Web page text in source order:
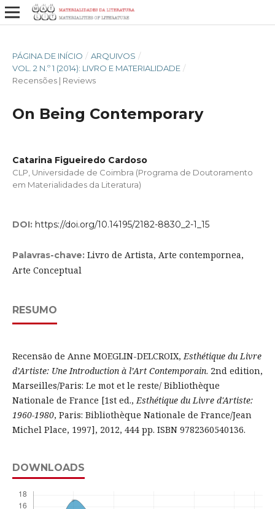
PÁGINA DE INÍCIO / ARQUIVOS /
VOL. 2 N.º 1 (2014): LIVRO E MATERIALIDADE /
Recensões | Reviews
On Being Contemporary
Catarina Figueiredo Cardoso
CLP, Universidade de Coimbra (Programa de Doutoramento
em Materialidades da Literatura)
DOI: https://doi.org/10.14195/2182-8830_2-1_15
Palavras-chave: Livro de Artista, Arte contempornea,
Arte Conceptual
RESUMO
Recensão de Anne MOEGLIN-DELCROIX,Esthétique du Livre
d’Artiste: Une Introduction à l’Art Contemporain. 2nd edition,
Marseilles/Paris: Le mot et le reste/ Bibliothèque
Nationale de France [1st ed.,Esthétique du Livre d'Artiste:
1960-1980, Paris: Bibliothèque Nationale de France/Jean
Michel Place, 1997], 2012, 444 pp. ISBN 9782360540136.
DOWNLOADS